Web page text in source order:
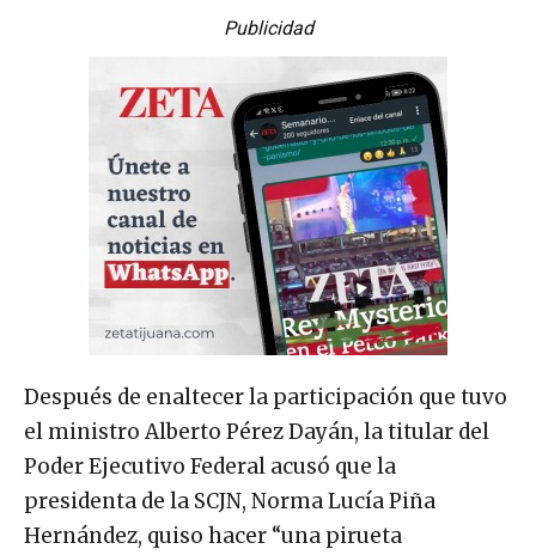
Publicidad
Después de enaltecer la participación que tuvo
el ministro Alberto Pérez Dayán, la titular del
Poder Ejecutivo Federal acusó que la
presidenta de la SCJN, Norma Lucía Piña
Hernández, quiso hacer “una pirueta